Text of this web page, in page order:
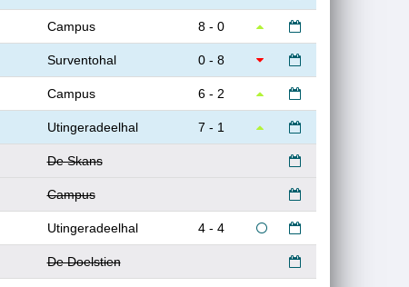
Campus 8 - 0
Surventohal 0 - 8
Campus 6 - 2
Utingeradeelhal 7 - 1
De Skans
Campus
Utingeradeelhal 4 - 4
De Doelstien